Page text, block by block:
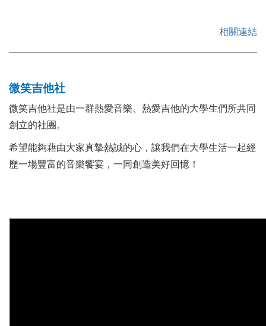
相關連結
微笑吉他社
微笑吉他社是由一群熱愛音樂、熱愛吉他的大學生們所共同
創立的社團。
希望能夠藉由大家真摯熱誠的心，讓我們在大學生活一起經
歷一場豐富的音樂饗宴，一同創造美好回憶！